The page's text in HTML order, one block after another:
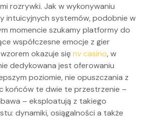
rozrywki. Jak w wykonywaniu
intuicyjnych systemów, podobnie w
momencie szukamy platformy do
współczesne emocje z gier
okazuje sięnv casino, w
dedykowana jest oferowaniu
poziomie, nie opuszczania z
końców te dwie te przestrzenie –
– eksploatują z takiego
dynamiki, osiągalności a także